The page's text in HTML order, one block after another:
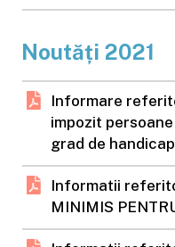
Noutăți 2021
Informare
impozit
grad de
Informatii
MINIMIS